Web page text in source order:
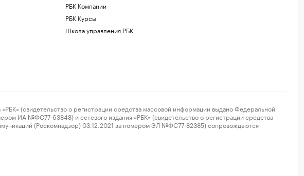
РБК Компании
РБК Курсы
Школа управления РБК
(свидетельство о регистрации средства массовой информации выдано Федеральной
ИА №ФС77-63848) и сетевого издания «РБК» (свидетельство о регистрации средства
(Роскомнадзор) 03.12.2021 за номером ЭЛ №ФС77-82385) сопровождаются